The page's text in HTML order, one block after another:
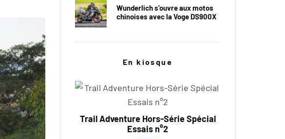
Wunderlich s’ouvre aux motos
chinoises avec la Voge DS900X
En kiosque
Trail Adventure Hors-Série Spécial
Essais n°2